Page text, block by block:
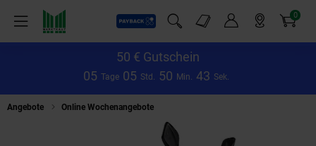
Menü
Payback
Suchfeld einblenden
Markt-Angebote
Mein KontoMarkt findenWarenkorb
0
Artikel
50 € Gutschein
05 Tage 05 Std. 50 Min. 43 Sek.
Angebote Online Wochenangebote